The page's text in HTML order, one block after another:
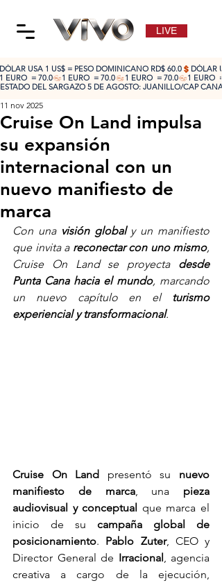
LIVE
ESTADO DEL SARGAZO 5 DE AGOSTO: JUANILLO/CAP
DÓLAR USA 1 US$ = PESO DOMINICANO RD$ 60.0
1 EURO  = 70.0
Cruise On Land impulsa
su expansión
internacional con un
nuevo manifiesto de
marca
11 nov 2025
Con una visión global y un manifiesto
que invita a reconectar con uno mismo,
Cruise On Land se proyecta desde
Punta Cana hacia el mundo, marcando
un nuevo capítulo en el
turismo
experiencial y transformacional.
Cruise On Land presentó su nuevo
manifiesto de marca, una pieza
audiovisual y conceptual que marca el
inicio de su campaña global de
posicionamiento. Pablo Zuter, CEO y
Director General de Irracional, agencia
creativa a cargo de la ejecución,